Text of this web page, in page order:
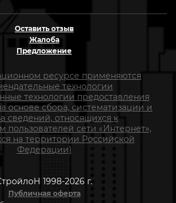
Оставить отзыв
Жалоба
Предложение
ресурсе применяются
технологии
технологии предоставления
основе сбора, систематизации и
сведений, относящихся к
пользователей сети «Интернет»,
на территории Российской
Федерации)
1998-2026 г.
Публичная оферта